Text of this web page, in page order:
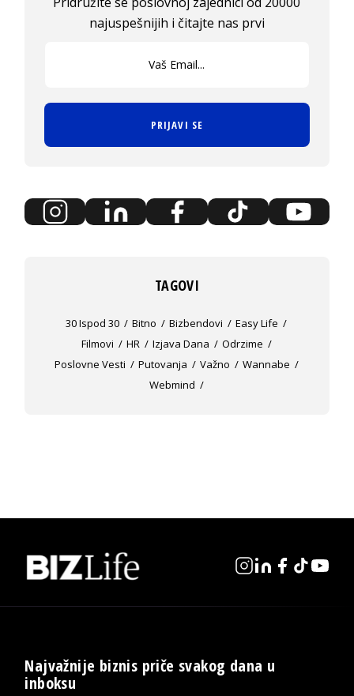
najuspešnijih i čitajte nas prvi
PRIJAVI SE
TAGOVI
30 Ispod 30 Bitno Bizbendovi
Easy Life
Filmovi
HR Izjava Dana
Odrzime
Poslovne Vesti
Putovanja Važno
Wannabe
Webmind
Najvažnije biznis priče svakog dana u
inboksu